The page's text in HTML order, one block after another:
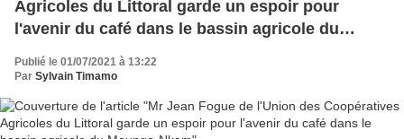
Agricoles du Littoral garde un espoir pour
l'avenir du café dans le bassin agricole du
Publié le 01/07/2021 à 13:22
Par Sylvain Timamo